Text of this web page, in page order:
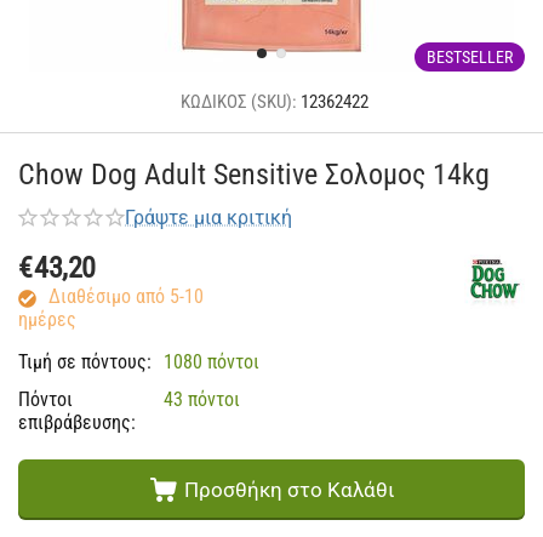
BESTSELLER
ΚΩΔΙΚΟΣ (SKU): 12362422
Chow Dog Adult Sensitive Σολομος 14kg
Γράψτε μια κριτική
€43,20
Διαθέσιμο από 5-10
ημέρες
Τιμή σε πόντους:
1080 πόντοι
Πόντοι
επιβράβευσης:
43 πόντοι
Προσθήκη στο Καλάθι